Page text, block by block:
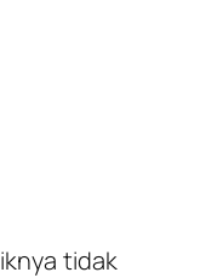
tidak